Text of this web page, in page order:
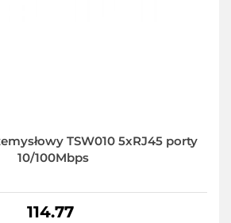
TSW010 5xRJ45 porty
10/100Mbps
114.77